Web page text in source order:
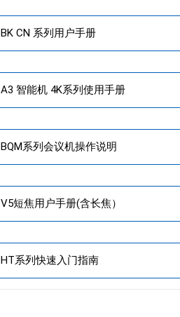
BK CN 系列用户手册
A3 智能机 4K系列使用手册
BQM系列会议机操作说明
V5短焦用户手册(含长焦）
HT系列快速入门指南